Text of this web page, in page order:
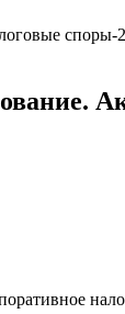
споры-